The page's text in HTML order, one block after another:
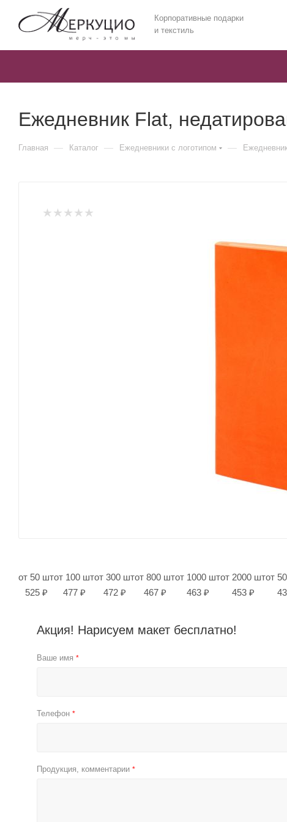
Корпоративные подарки
и текстиль
Ежедневник Flat,
Главная — Каталог — Ежедневники c логотипом —
от 50 шт
525 ₽
от 100 шт
477 ₽
от 300 шт
472 ₽
от 800 шт
467 ₽
от 1000 шт
463 ₽
от 2000 шт
453 ₽
от
Акция! Нарисуем макет бесплатно!
Ваше имя *
Телефон *
Продукция, комментарии *